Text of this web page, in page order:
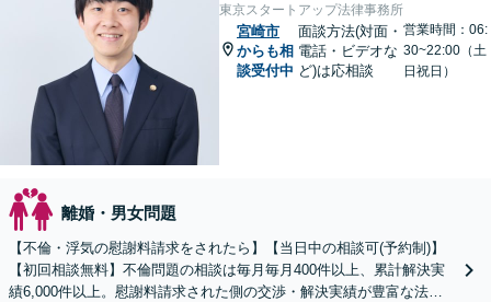
東京スタートアップ法律事務所
宮崎市
からも相
談受付中
面談方法(対面・
電話・ビデオな
ど)は応相談
営業時間：06:
30~22:00（土
日祝日）
離婚・男女問題
【不倫・浮気の慰謝料請求をされたら】【当日中の相談可(予約制)】
【初回相談無料】不倫問題の相談は毎月毎月400件以上、累計解決実
績6,000件以上。慰謝料請求された側の交渉・解決実績が豊富な法律